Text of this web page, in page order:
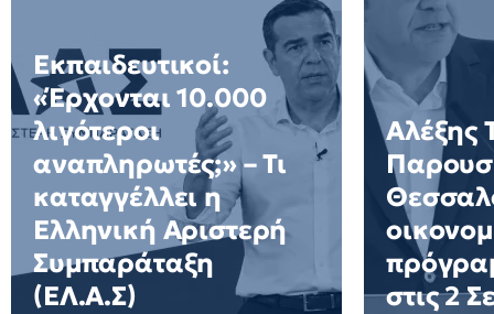
Εκπαιδευτικοί:
«Έρχονται 10.000
λιγότεροι
αναπληρωτές;» – Τι
καταγγέλλει η
Ελληνική Αριστερή
Συμπαράταξη
(ΕΛ.Α.Σ)
Αλέξης
στις 2